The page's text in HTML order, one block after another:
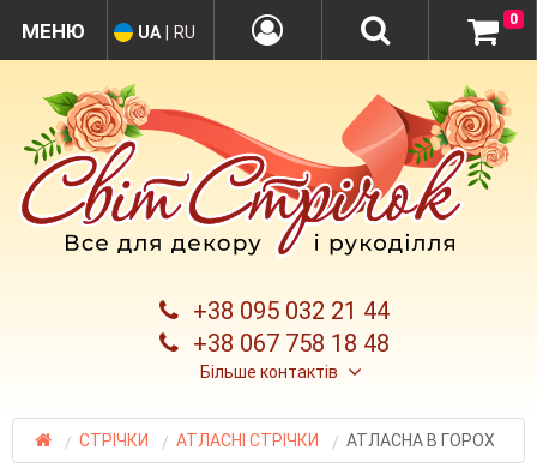
+38 095 032 21 44
+38 067 758 18 48
Більше контактів
UA RU
0
СТРІЧКИ АТЛАСНІ СТРІЧКИ АТЛАСНА В ГОРОХ